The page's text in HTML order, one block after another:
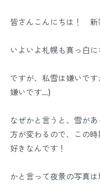
皆さんこんにちは！
いよいよ札幌も真っ白に
ですが、私雪は嫌いで
嫌いです...)
なぜかと言うと、雪が
方が変わるので、この
好きなんです！
かと言って夜景の写真は